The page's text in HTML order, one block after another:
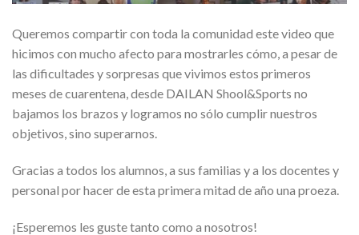
Queremos compartir con toda la comunidad este video que
hicimos con mucho afecto para mostrarles cómo, a pesar de
las dificultades y sorpresas que vivimos estos primeros
meses de cuarentena, desde DAILAN Shool&Sports no
bajamos los brazos y logramos no sólo cumplir nuestros
objetivos, sino superarnos.
Gracias a todos los alumnos, a sus familias y a los docentes y
personal por hacer de esta primera mitad de año una proeza.
¡Esperemos les guste tanto como a nosotros!